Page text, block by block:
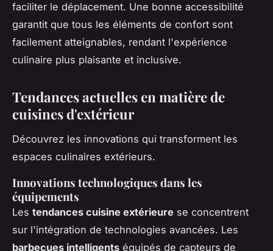
faciliter le déplacement. Une bonne accessibilité
garantit que tous les éléments de confort sont
facilement atteignables, rendant l'expérience
culinaire plus plaisante et inclusive.
Tendances actuelles en matière de
cuisines d'extérieur
Découvrez les innovations qui transforment les
espaces culinaires extérieurs.
Innovations technologiques dans les
équipements
Les tendances cuisine extérieure se concentrent
sur l'intégration de technologies avancées. Les
barbecues intelligents équipés de capteurs de